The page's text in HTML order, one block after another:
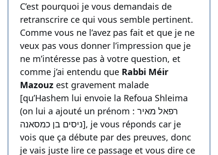
C’est pourquoi je vous demandais de
retranscrire ce qui vous semble pertinent.
Comme vous ne l’avez pas fait et que je ne
veux pas vous donner l’impression que je
ne m’intéresse pas à votre question, et
comme j’ai entendu que Rabbi Méir
Mazouz est gravement malade
[qu’Hashem lui envoie la Refoua Shleima
(on lui a ajouté un prénom : רפאל מאיר
ניסים בן כמסאנה], je vous réponds car je
vois que ça débute par des preuves, donc
je vais juste lire ce passage et vous dire ce